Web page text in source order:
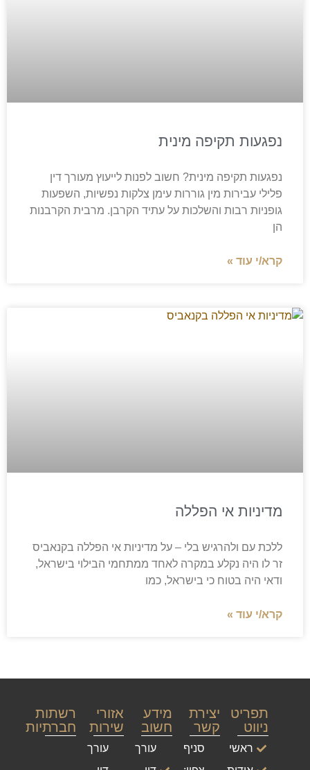
נפגעות תקיפה מינית
נפגעות תקיפה מינית? חשוב לפנות לייעוץ מעורך דין
פלילי עבירות מין גוררות עימן צלקות נפשיות, השפעות
גופניות רבות והשלכות על עתיד הקרבן. מרבית הקרבנות
הן
קרא/י עוד »
מדיניות אי הפללה
ללכת עם ולהרגיש בלי – על מדיניות אי הפללה בקנאביס
זר לו היה נקלע במקרה לאחד ממתחמי הבילוי בישראל,
ודאי היה בטוח כי בישראל, כמו
קרא/י עוד »
תפריט
ניווט
ראשי
יצירת
קשר
סניף
מידע
חשוב
עורך
אזורי
שירות
עורך
רשתות
חברתיות